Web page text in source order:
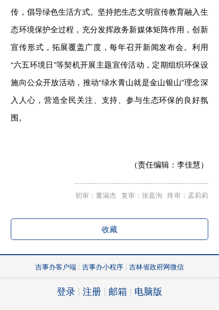
传，倡导绿色生活方式。坚持把生态文明宣传教育融入生
态环境保护全过程，充分发挥政务新媒体矩阵作用，创新
宣传形式，拓展覆盖广度，每年召开新闻发布会。利用
“六五环境日”等契机开展主题宣传活动，定期组织环保设
施向公众开放活动，推动“绿水青山就是金山银山”理念深
入人心，营造全民关注、支持、参与生态环保的良好氛
围。
（责任编辑： 李佳慧）
初审：董淑杰 复审：张嘉洵 终审：孟莉莉
收藏